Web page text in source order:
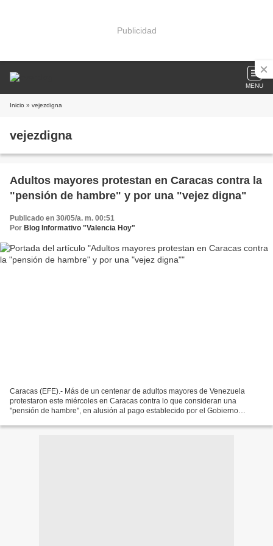
Publicidad
MENU
Inicio » vejezdigna
vejezdigna
Adultos mayores protestan en Caracas contra la
"pensión de hambre" y por una "vejez digna"
Publicado en 30/05/a. m. 00:51
Por Blog Informativo "Valencia Hoy"
Caracas (EFE).- Más de un centenar de adultos mayores de Venezuela
protestaron este miércoles en Caracas contra lo que consideran una
"pensión de hambre", en alusión al pago establecido por el Gobierno